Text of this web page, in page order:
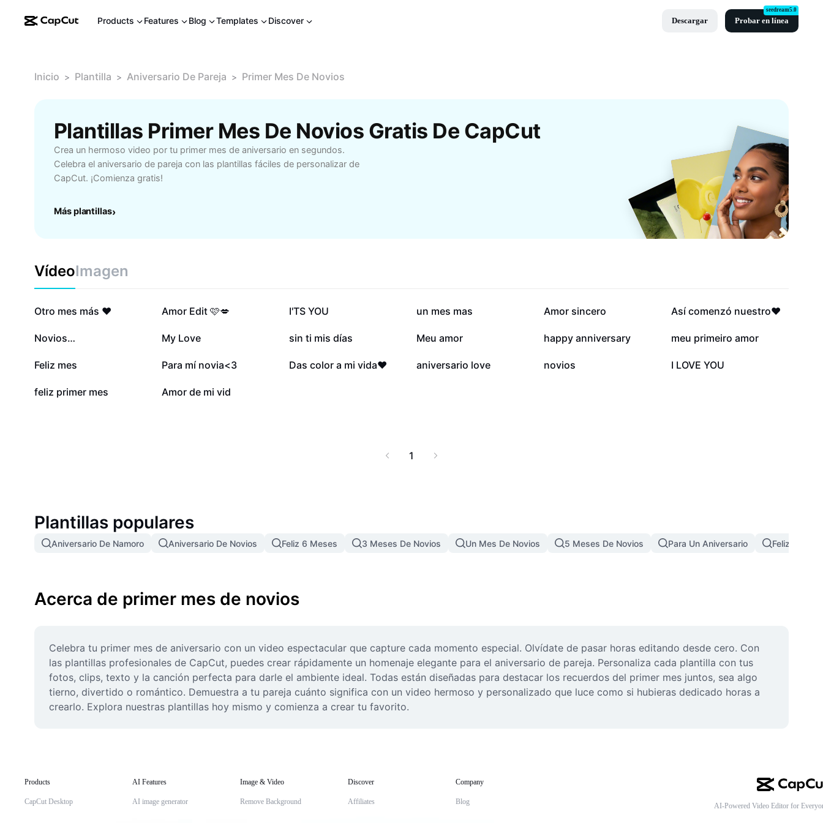
Products Features Blog Templates Discover Descargar Probar en línea
seedream5.0
Inicio > Plantilla > Aniversario De Pareja > Primer Mes De Novios
Plantillas Primer Mes De Novios Gratis De CapCut
Crea un hermoso video por tu primer mes de aniversario en segundos.
Celebra el aniversario de pareja con las plantillas fáciles de personalizar de
CapCut. ¡Comienza gratis!
Más plantillas›
VídeoImagen
268,9 mil
Otro mes más ❤️ 223,2 mil
Amor Edit 🩷💋 210,7 mil
I'TS YOU 179,7 mil
un mes mas 88 mil
Amor sincero 57,1 mil
Así comenzó nuestro♥️
53,6 mil
Novios… 44 mil
My Love 44 mil
sin ti mis días 32 mil
Meu amor 24,7 mil
happy anniversary 23,9 mil
meu primeiro amor
15,7 mil
Feliz mes 11 mil
Para mí novia<3 6,8 mil
Das color a mi vida♥️ 5,9 mil
aniversario love 2,9 mil
novios 957
I LOVE YOU
753
feliz primer mes 90
Amor de mi vid
1
Plantillas populares
Aniversario De Namoro Aniversario De Novios Feliz 6 Meses 3 Meses De Novios Un Mes De Novios 5 Meses De Novios Para Un Aniversario Feliz
Acerca de primer mes de novios
Celebra tu primer mes de aniversario con un video espectacular que capture cada momento especial. Olvídate de pasar horas editando desde cero. Con
las plantillas profesionales de CapCut, puedes crear rápidamente un homenaje elegante para el aniversario de pareja. Personaliza cada plantilla con tus
fotos, clips, texto y la canción perfecta para darle el ambiente ideal. Todas están diseñadas para destacar los recuerdos del primer mes juntos, sea algo
tierno, divertido o romántico. Demuestra a tu pareja cuánto significa con un video hermoso y personalizado que luce como si hubieras dedicado horas a
crearlo. Explora nuestras plantillas hoy mismo y comienza a crear tu favorito.
Products
CapCut Desktop
AI Features
AI image generator
Image & Video
Remove Background
Discover
Affiliates
Company
Blog AI-Powered Video Editor for